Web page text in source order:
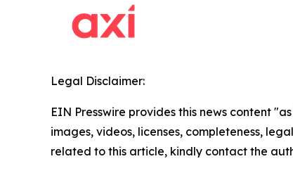
Legal Disclaimer:
EIN Presswire provides this news content
images, videos, licenses, completeness,
related to this article, kindly contact the